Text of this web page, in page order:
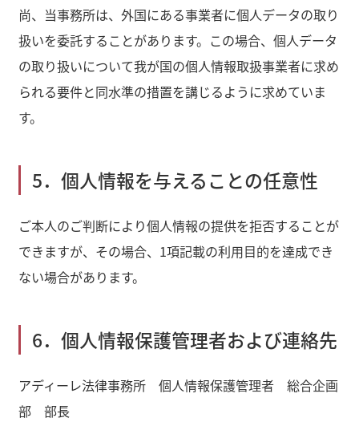
尚、当事務所は、外国にある事業者に個人データの取り
扱いを委託することがあります。この場合、個人データ
の取り扱いについて我が国の個人情報取扱事業者に求め
られる要件と同水準の措置を講じるように求めていま
す。
5．個人情報を与えることの任意性
ご本人のご判断により個人情報の提供を拒否することが
できますが、その場合、1項記載の利用目的を達成でき
ない場合があります。
6．個人情報保護管理者および連絡先
アディーレ法律事務所 個人情報保護管理者 総合企画
部 部長